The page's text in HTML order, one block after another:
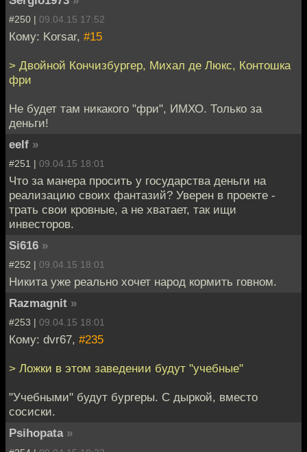
#250 | 09.04.15 17:52
Кому: Korsar, #15
> Двойной Кончизбургер, Михал де Люкс, Контошка
фри
Не будет там никакого "фри", ИМХО. Только за
деньги!
eelf »
#251 | 09.04.15 18:01
Что за манера просить у государства деньги на
реализацию своих фантазий? Уверен в проекте -
трать свои кровные, а не хватает, так ищи
инвесторов.
Si616 »
#252 | 09.04.15 18:01
Никита уже реально хочет народ кормить говном.
Razmagnit »
#253 | 09.04.15 18:01
Кому: dvr67, #235
> Ложки в этом заведении будут "учебные"
"Учебными" будут бургеры. С дыркой, вместо
сосиски.
Psihopata »